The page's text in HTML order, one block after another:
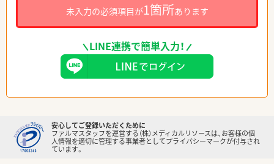
未入力の必須項目が1箇所あります
LINE連携で簡単入力！
安心してご登録いただくために
ファルマスタッフを運営する（株）メディカルリソースは、お客様の個
人情報を適切に管理する事業者としてプライバシーマークが付与され
ています。